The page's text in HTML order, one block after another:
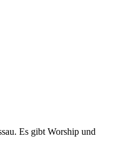
Es gibt Worship und